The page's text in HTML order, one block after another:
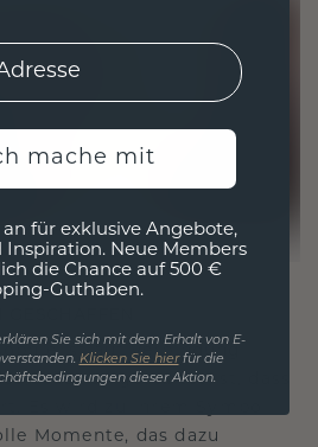
ist auf Verbindung
Stück so gestaltet ist, dass
Es wird zu Ihrem Symbol
Momente, das dazu
mache mit
an für exklusive Angebote,
Inspiration. Neue Members
die Chance auf 500 €
Guthaben.
Sie sich mit dem Erhalt von E-
Klicken Sie hierfür die
dieser Aktion.